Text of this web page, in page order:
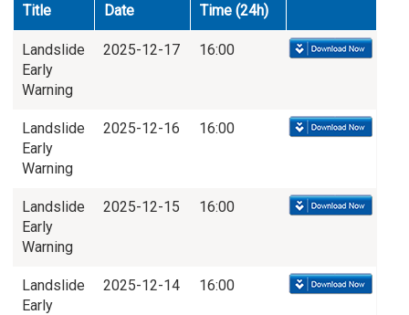
Title Date Time (24h)
Landslide
Early
Warning
2025-12-17 16:00
Landslide
Early
Warning
2025-12-16 16:00
Landslide
Early
Warning
2025-12-15 16:00
Landslide
Early
2025-12-14 16:00